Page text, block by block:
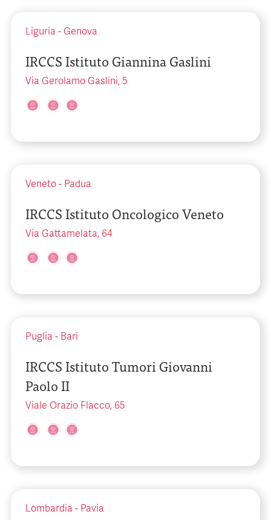
Liguria - Genova
IRCCS Istituto Giannina Gaslini
Via Gerolamo Gaslini, 5
Veneto - Padua
IRCCS Istituto Oncologico Veneto
Via Gattamelata, 64
Puglia - Bari
IRCCS Istituto Tumori Giovanni
Paolo II
Viale Orazio Flacco, 65
Lombardia - Pavia